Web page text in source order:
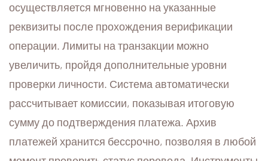
осуществляется мгновенно на указанные
реквизиты после прохождения верификации
операции. Лимиты на транзакции можно
увеличить, пройдя дополнительные уровни
проверки личности. Система автоматически
рассчитывает комиссии, показывая итоговую
сумму до подтверждения платежа. Архив
платежей хранится бессрочно, позволяя в любой